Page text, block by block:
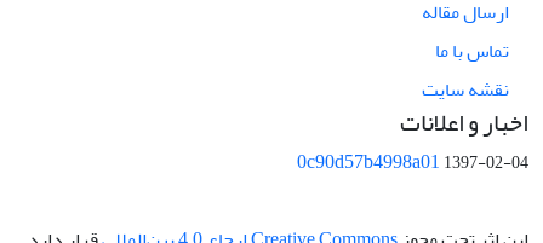
ارسال مقاله
تماس با ما
نقشه سایت
اخبار و اعلانات
0c90d57b4998a011397-02-04